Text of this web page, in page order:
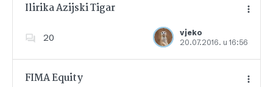
Ilirika Azijski Tigar
20
vjeko
20.07.2016. u 16:56
Dodajte u favorite
FIMA Equity